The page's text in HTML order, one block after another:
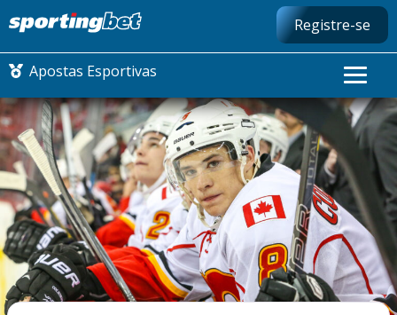
Registre-se
Apostas Esportivas
CONMEBOL LIBERTADORES
FUTEBOL NACIONAL
FUTEBOL INTERNACIONAL
COMO APOSTAR